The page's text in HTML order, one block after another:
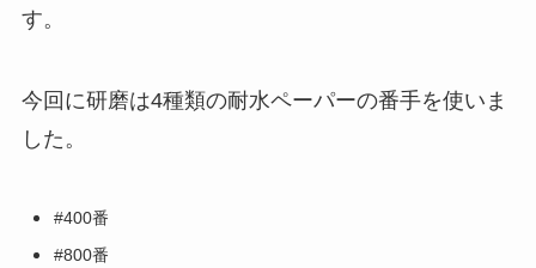
す。
今回に研磨は4種類の耐水ペーパーの番手を使いま
した。
#400番
#800番